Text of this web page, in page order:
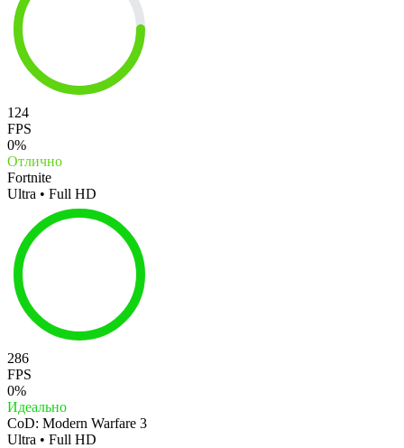
124
FPS
0%
Отлично
Fortnite
Ultra • Full HD
286
FPS
0%
Идеально
CoD: Modern Warfare 3
Ultra • Full HD